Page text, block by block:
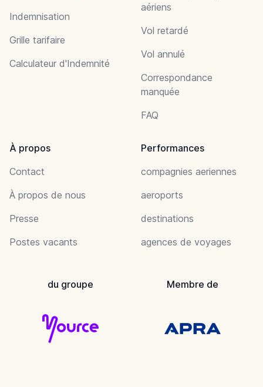
Indemnisation
Grille tarifaire
Calculateur d'Indemnité
aériens
Vol retardé
Vol annulé
Correspondance
manquée
FAQ
À propos
Contact
À propos de nous
Presse
Postes vacants
Performances
compagnies aeriennes
aeroports
destinations
agences de voyages
du groupe Membre de